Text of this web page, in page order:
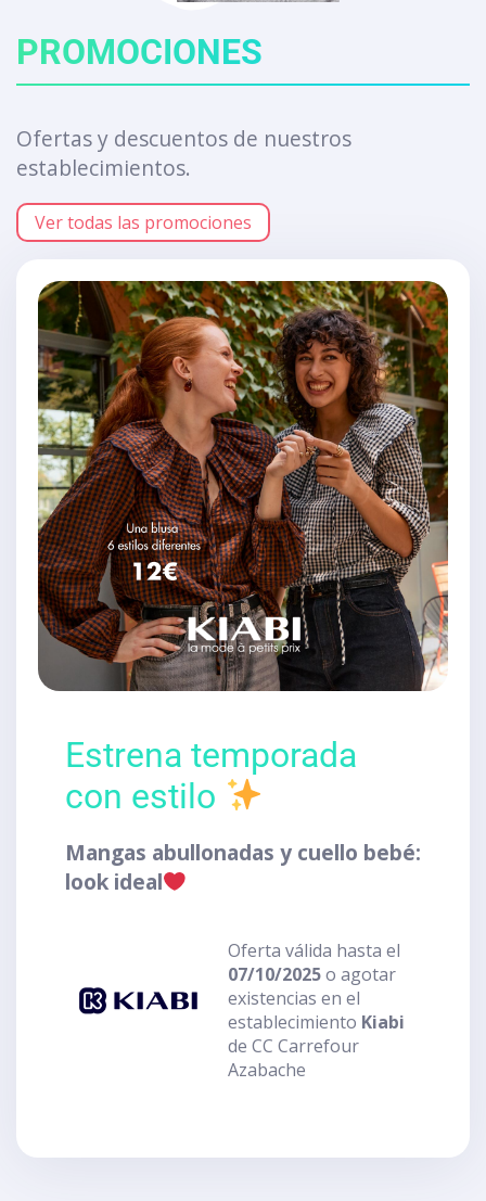
PROMOCIONES
Ofertas y descuentos de nuestros
establecimientos.
Ver todas las promociones
Estrena temporada
con estilo
Mangas abullonadas y cuello bebé:
look ideal
Oferta válida hasta el
07/10/2025o agotar
existencias en el
establecimiento Kiabi
de CC Carrefour
Azabache